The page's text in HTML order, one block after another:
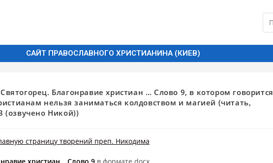
САЙТ ПРАВОСЛАВНОГО ХРИСТИАНИНА (КИЕВ)
Благонравие христиан … Слово 9, в котором говорится
нельзя заниматься колдовством и магией (читать,
(озвучено Никой))
страницу творений преп. Никодима